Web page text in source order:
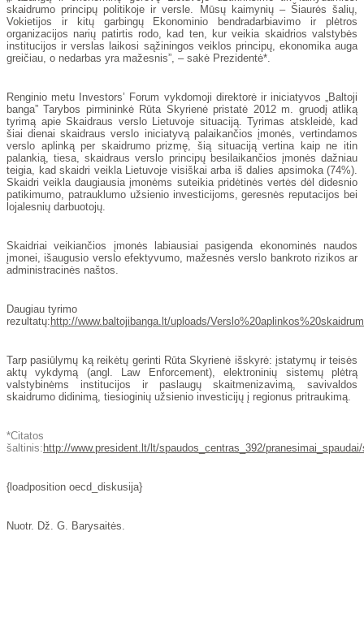
skaidrumo principų politikoje ir versle. Mūsų kaimynių – Šiaurės šalių,
Vokietijos ir kitų garbingų Ekonominio bendradarbiavimo ir plėtros
organizacijos narių patirtis rodo, kad ten, kur veikia skaidrios valstybės
institucijos ir verslas laikosi sąžiningos veiklos principų, ekonomika auga
greičiau, o nedarbas yra mažesnis”, – sakė Prezidentė*.
Renginio metu Investors’ Forum vykdomoji direktorė ir iniciatyvos „Baltoji
banga” Tarybos pirmininkė Rūta Skyrienė pristatė 2012 m. gruodį atliką
tyrimą apie Skaidraus verslo Lietuvoje situaciją. Tyrimas atskleidė, kad
šiai dienai skaidraus verslo iniciatyvą palaikančios įmonės, vertindamos
verslo aplinką per skaidrumo prizmę, šią situaciją vertina kaip ne itin
palankią, tiesa, skaidraus verslo principų besilaikančios įmonės dažniau
teigia, kad skaidri veikla Lietuvoje visiškai arba iš dalies apsimoka (74%).
Skaidri veikla daugiausia įmonėms suteikia pridėtinės vertės dėl didesnio
patikimumo, patrauklumo užsienio investicijoms, geresnės reputacijos bei
lojalesnių darbuotojų.
Skaidriai veikiančios įmonės labiausiai pasigenda ekonominės naudos
įmonei, išaugusio verslo efektyvumo, mažesnės verslo bankroto rizikos ar
administracinės naštos.
Daugiau tyrimo
rezultatų:http://www.baltojibanga.lt/uploads/
Tarp pasiūlymų ką reikėtų gerinti Rūta Skyrienė išskyrė: įstatymų ir teisės
aktų vykdymą (angl. Law Enforcement), elektroninių sistemų plėtrą
valstybinėms institucijos ir paslaugų skaitmenizavimą, savivaldos
skaidrumo didinimą, tiesioginių užsienio investicijų į regionus pritraukimą.
*Citatos
šaltinis:http://www.president.lt/lt/spaudos_centras_392/
{loadposition oecd_diskusija}
Nuotr. Dž. G. Barysaitės.